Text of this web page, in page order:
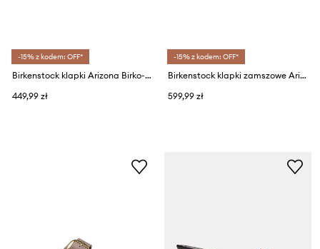
-15% z kodem: OFF*
Birkenstock klapki Arizona Birko-Flor
449,99 zł
-15% z kodem: OFF*
Birkenstock klapki zamszowe Arizona Soft Footbed Suede Leather
599,99 zł